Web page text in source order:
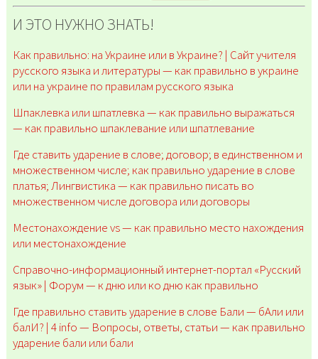
И ЭТО НУЖНО ЗНАТЬ!
Как правильно: на Украине или в Украине? | Сайт учителя
русского языка и литературы — как правильно в украине
или на украине по правилам русского языка
Шпаклевка или шпатлевка — как правильно выражаться
— как правильно шпаклевание или шпатлевание
Где ставить ударение в слове; договор; в единственном и
множественном числе; как правильно ударение в слове
платья; Лингвистика — как правильно писать во
множественном числе договора или договоры
Местонахождение vs — как правильно место нахождения
или местонахождение
Справочно-информационный интернет-портал «Русский
язык» | Форум — к дню или ко дню как правильно
Где правильно ставить ударение в слове Бали — бАли или
балИ? | 4 info — Вопросы, ответы, статьи — как правильно
ударение бали или бали